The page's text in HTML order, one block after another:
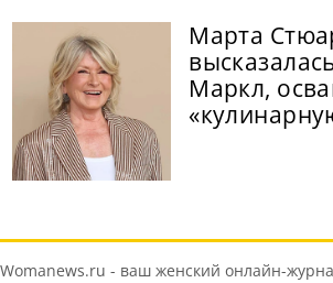
Марта
Маркл,
Womanews.ru - ваш женский онлайн-